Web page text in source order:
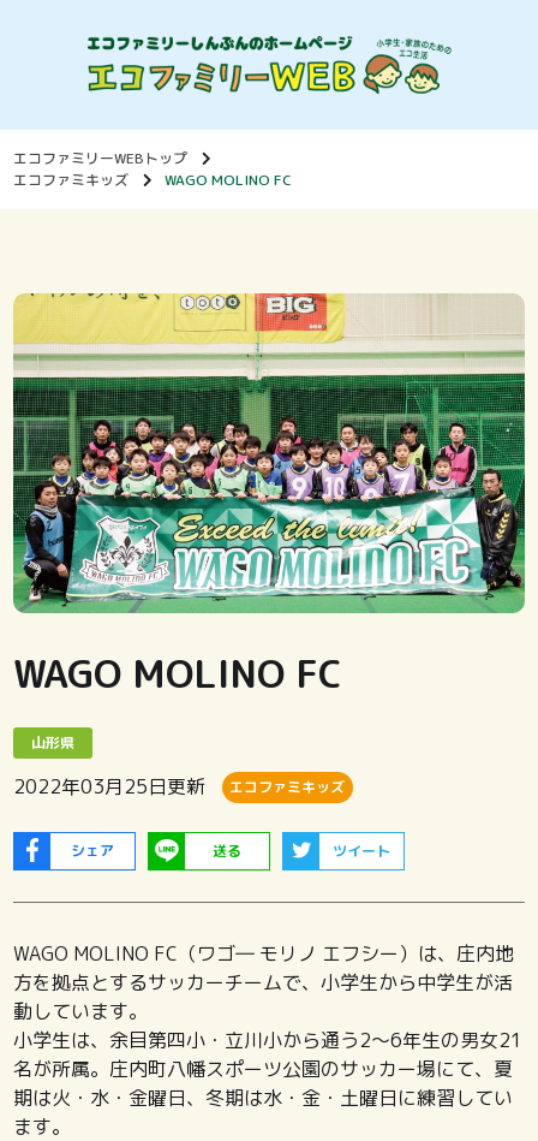
エコファミリーWEBトップ
エコファミキッズ
WAGO MOLINO FC
WAGO MOLINO FC
山形県
2022年03月25日更新 エコファミキッズ
シェア 送る ツイート
WAGO MOLINO FC（ワゴ― モリノ エフシー）は、庄内地
方を拠点とするサッカーチームで、小学生から中学生が活
動しています。
小学生は、余目第四小・立川小から通う2～6年生の男女21
名が所属。庄内町八幡スポーツ公園のサッカー場にて、夏
期は火・水・金曜日、冬期は水・金・土曜日に練習してい
ます。